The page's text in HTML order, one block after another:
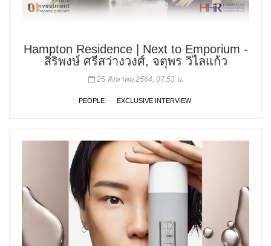
Hampton Residence | Next to Emporium -
สิริพงษ์ ศรีสว่างวงศ์, จตุพร วิไลแก้ว
25 สิงหาคม 2564, 07:53 น.
PEOPLE EXCLUSIVE INTERVIEW